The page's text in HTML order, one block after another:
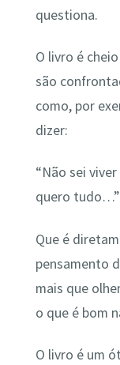
questiona.
O livro é
são
como, por
dizer:
“Não sei
quero tudo…”
Que é
pensamento
mais que
o que é bom
O livro é um